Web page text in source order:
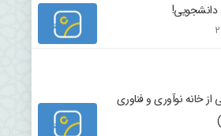
دانشجویی!
از خانه نوآوری و فناوری